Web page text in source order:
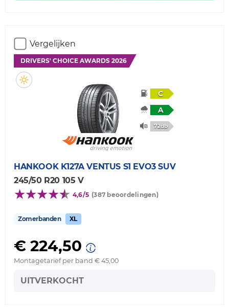
Vergelijken
DRIVERS' CHOICE AWARDS 2026
C
A
72db
HANKOOK K127A VENTUS S1 EVO3 SUV
245/50 R20 105 V
4,6/5 (387 beoordelingen)
Zomerbanden XL
€ 224,50
Montagetarief per band € 45,00
UITVERKOCHT